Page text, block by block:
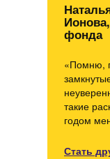
фонда
«Помню,
такие
годом
Стать